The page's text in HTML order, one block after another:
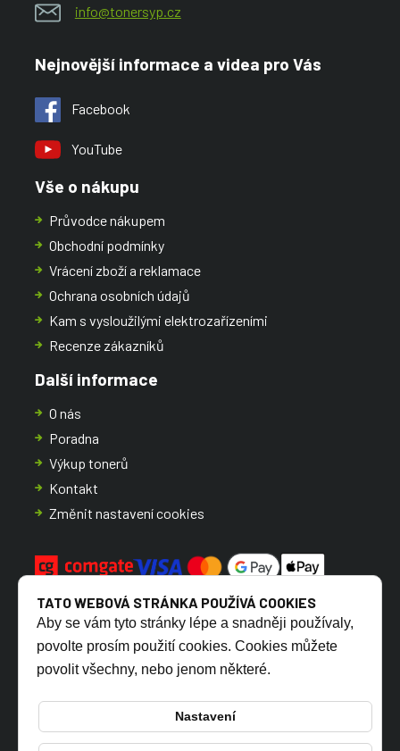
info@tonersyp.cz
Nejnovější informace a videa pro Vás
Facebook
YouTube
Vše o nákupu
Průvodce nákupem
Obchodní podmínky
Vrácení zboží a reklamace
Ochrana osobních údajů
Kam s vysloužilými elektrozařízeními
Recenze zákazníků
Další informace
O nás
Poradna
Výkup tonerů
Kontakt
Změnit nastavení cookies
CZ SK
TATO WEBOVÁ STRÁNKA POUŽÍVÁ COOKIES
Aby se vám tyto stránky lépe a snadněji používaly,
povolte prosím použití cookies. Cookies můžete
povolit všechny, nebo jenom některé.
Nastavení